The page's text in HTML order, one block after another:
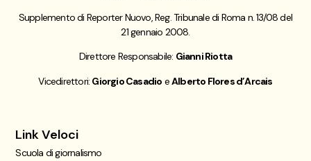
Supplemento di Reporter Nuovo, Reg. Tribunale di Roma n. 13/08 del
21 gennaio 2008.
Direttore Responsabile: Gianni Riotta
Vicedirettori: Giorgio Casadio eAlberto Flores d’Arcais
Link Veloci
Scuola di giornalismo